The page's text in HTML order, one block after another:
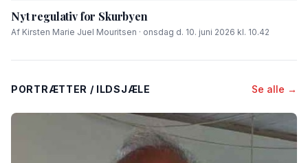
Nyt regulativ for Skurbyen
Af Kirsten Marie Juel Mouritsen · onsdag d. 10. juni 2026 kl. 10.42
PORTRÆTTER / ILDSJÆLE Se alle →